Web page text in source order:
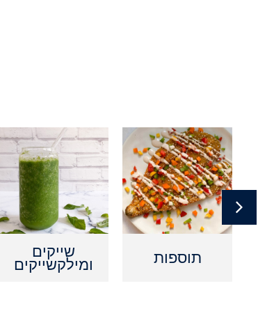
תוספות שייקים
ומילקשייקים